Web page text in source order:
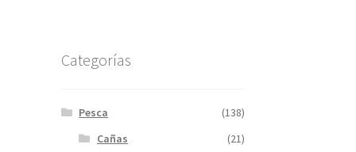
Categorías
Pesca
(138)
Cañas
(21)